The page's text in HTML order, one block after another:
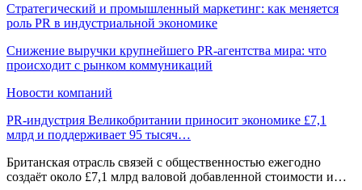
Стратегический и промышленный маркетинг: как меняется
роль PR в индустриальной экономике
Снижение выручки крупнейшего PR-агентства мира: что
происходит с рынком коммуникаций
Новости компаний
PR-индустрия Великобритании приносит экономике £7,1
млрд и поддерживает 95 тысяч…
Британская отрасль связей с общественностью ежегодно
создаёт около £7,1 млрд валовой добавленной стоимости и…